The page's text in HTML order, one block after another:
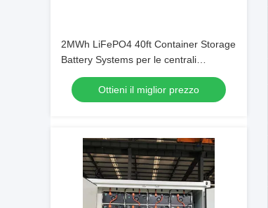
2MWh LiFePO4 40ft Container Storage
Battery Systems per le centrali
elettriche delle isole Micro Grid
Ottieni il miglior prezzo